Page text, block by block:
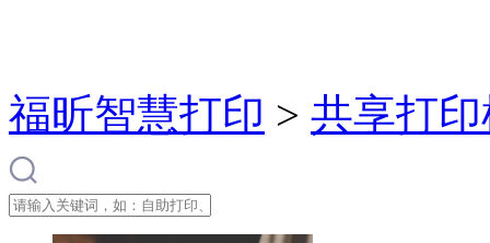
福昕智慧打印 > 共享打